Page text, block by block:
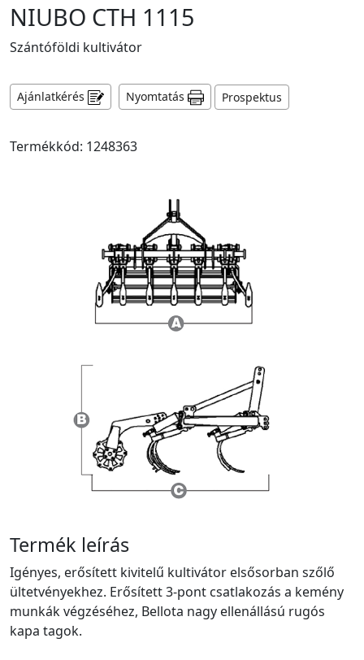
NIUBO CTH 1115
Szántóföldi kultivátor
Ajánlatkérés Nyomtatás Prospektus
Termékkód: 1248363
Termék leírás
Igényes, erősített kivitelű kultivátor elsősorban szőlő
ültetvényekhez. Erősített 3-pont csatlakozás a kemény
munkák végzéséhez, Bellota nagy ellenállású rugós
kapa tagok.